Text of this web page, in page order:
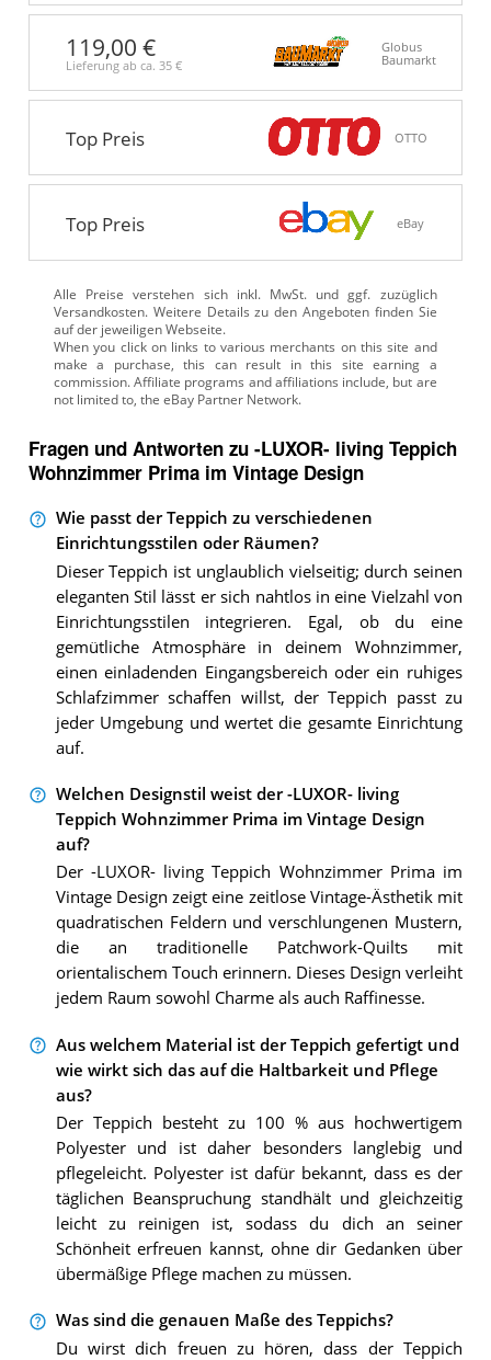
119,00 €
Lieferung ab ca. 35 €
Globus
Baumarkt
Top Preis OTTO
Top Preis eBay
Alle Preise verstehen sich inkl. MwSt. und ggf. zuzüglich
Versandkosten. Weitere Details zu den Angeboten finden Sie
auf der jeweiligen Webseite.
Fragen und Antworten zu -LUXOR- living Teppich
Wohnzimmer Prima im Vintage Design
Wie passt der Teppich zu verschiedenen
Einrichtungsstilen oder Räumen?
Dieser Teppich ist unglaublich vielseitig; durch seinen
eleganten Stil lässt er sich nahtlos in eine Vielzahl von
Einrichtungsstilen integrieren. Egal, ob du eine
gemütliche Atmosphäre in deinem Wohnzimmer,
einen einladenden Eingangsbereich oder ein ruhiges
Schlafzimmer schaffen willst, der Teppich passt zu
jeder Umgebung und wertet die gesamte Einrichtung
auf.
Welchen Designstil weist der -LUXOR- living
Teppich Wohnzimmer Prima im Vintage Design
auf?
Der -LUXOR- living Teppich Wohnzimmer Prima im
Vintage Design zeigt eine zeitlose Vintage-Ästhetik mit
quadratischen Feldern und verschlungenen Mustern,
die an traditionelle Patchwork-Quilts mit
orientalischem Touch erinnern. Dieses Design verleiht
jedem Raum sowohl Charme als auch Raffinesse.
Aus welchem Material ist der Teppich gefertigt und
wie wirkt sich das auf die Haltbarkeit und Pflege
aus?
Der Teppich besteht zu 100 % aus hochwertigem
Polyester und ist daher besonders langlebig und
pflegeleicht. Polyester ist dafür bekannt, dass es der
täglichen Beanspruchung standhält und gleichzeitig
leicht zu reinigen ist, sodass du dich an seiner
Schönheit erfreuen kannst, ohne dir Gedanken über
übermäßige Pflege machen zu müssen.
Was sind die genauen Maße des Teppichs?
Du wirst dich freuen zu hören, dass der Teppich